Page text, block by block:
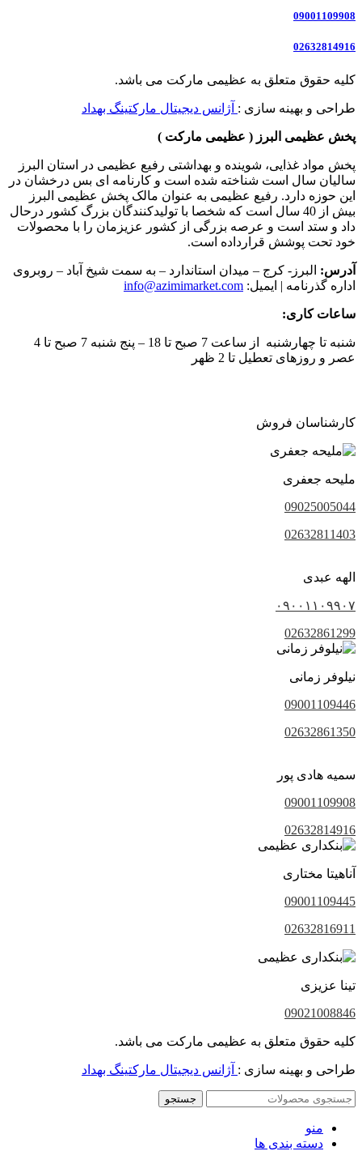
09001109908
02632814916
کلیه حقوق متعلق به عظیمی مارکت می باشد.
طراحی و بهینه سازی : آژانس دیجیتال مارکتینگ بهداد
پخش عظیمی البرز ( عظیمی مارکت )
پخش مواد غذایی، شوینده و بهداشتی رفیع عظیمی در استان البرز
سالیان سال است شناخته شده است و کارنامه ای بس درخشان در
این حوزه دارد. رفیع عظیمی به عنوان مالک پخش عظیمی البرز
بیش از 40 سال است که شخصا با تولیدکنندگان بزرگ کشور درحال
داد و ستد است و عرصه بزرگی از کشور عزیزمان را با محصولات
خود تحت پوشش قرارداده است.
آدرس: البرز- کرج – میدان استاندارد – به سمت شیخ آباد – روبروی
اداره گذرنامه | ایمیل: info@azimimarket.com
ساعات کاری:
شنبه تا چهارشنبه از ساعت 7 صبح تا 18 – پنج شنبه 7 صبح تا 4
عصر و روزهای تعطیل تا 2 ظهر
کارشناسان فروش
ملیحه جعفری
09025005044
02632811403
الهه عبدی
۰۹۰۰۱۱۰۹۹۰۷
02632861299
نیلوفر زمانی
09001109446
02632861350
سمیه هادی پور
09001109908
02632814916
آناهیتا مختاری
09001109445
02632816911
تینا عزیزی
09021008846
کلیه حقوق متعلق به عظیمی مارکت می باشد.
طراحی و بهینه سازی : آژانس دیجیتال مارکتینگ بهداد
جستجو
منو
دسته بندی ها